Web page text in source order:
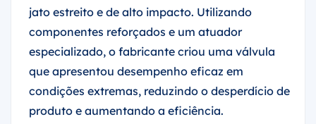
jato estreito e de alto impacto. Utilizando
componentes reforçados e um atuador
especializado, o fabricante criou uma válvula
que apresentou desempenho eficaz em
condições extremas, reduzindo o desperdício de
produto e aumentando a eficiência.